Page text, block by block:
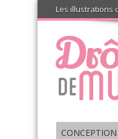
Les illustrations
CONCEPTION